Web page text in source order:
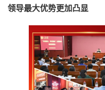
领导最大优势更加凸显